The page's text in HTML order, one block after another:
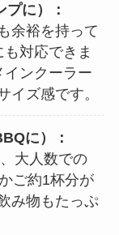
に）：
余裕を持って
対応できま
ンクーラー
イズ感です。
に）：
大人数での
ご約1杯分が
み物もたっぷ